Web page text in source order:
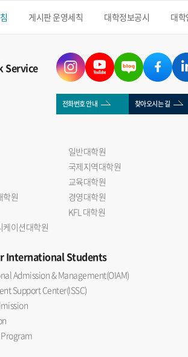
게시판 운영세칙 대학정보공시 대
Service
전화번호 안내 찾아오시는 길
일반대학원
국제지역대학원
교육대학원
학원
경영대학원
KFL 대학원
케이션대학원
International Students
Admission & Management(OIAM)
Support Center(ISSC)